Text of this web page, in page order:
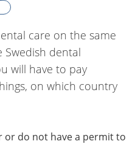
care on the same
Swedish dental
will have to pay
on which country
or do not have a permit to